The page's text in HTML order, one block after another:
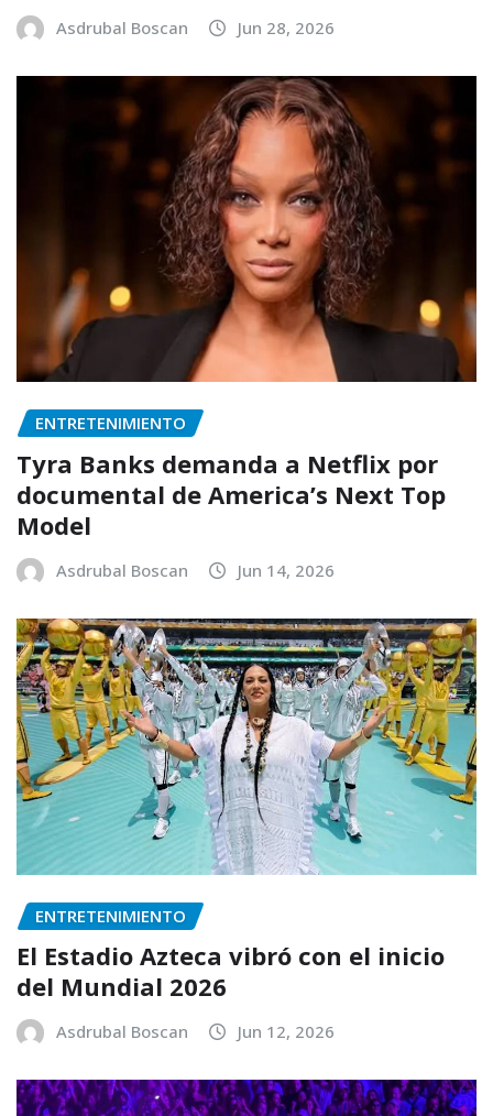
Asdrubal Boscan Jun 28, 2026
ENTRETENIMIENTO
Tyra Banks demanda a Netflix por
documental de America’s Next Top
Model
Asdrubal Boscan Jun 14, 2026
ENTRETENIMIENTO
El Estadio Azteca vibró con el inicio
del Mundial 2026
Asdrubal Boscan Jun 12, 2026